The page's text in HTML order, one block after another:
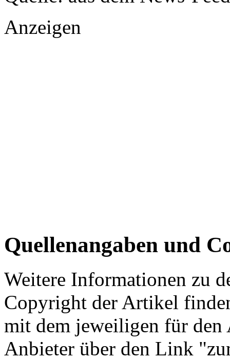
Anzeigen
Quellenangaben und
Weitere Informationen zu
Copyright der Artikel
mit dem jeweiligen für
Anbieter über den Link